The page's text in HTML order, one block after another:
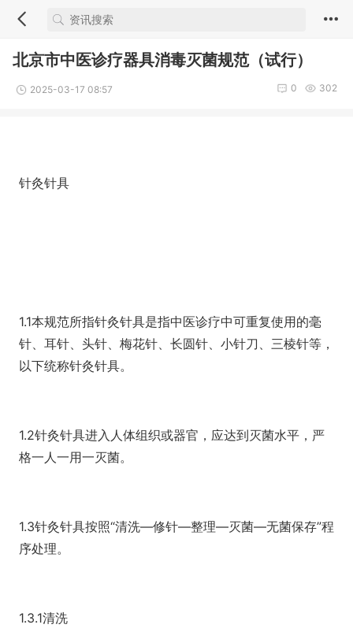
北京市中医诊疗器具消毒灭菌规范（试行）
2025-03-17 08:57 302
0
针灸针具
1.1本规范所指针灸针具是指中医诊疗中可重复使用的毫
针、耳针、头针、梅花针、长圆针、小针刀、三棱针等，
以下统称针灸针具。
1.2针灸针具进入人体组织或器官，应达到灭菌水平，严
格一人一用一灭菌。
1.3针灸针具按照“清洗—修针—整理—灭菌—无菌保存”程
序处理。
1.3.1清洗